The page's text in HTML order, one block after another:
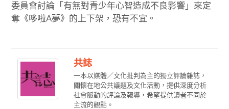
委員會討論「有無對青少年心智造成不良影響」來定
奪《哆啦A夢》的上下架，恐有不宜。
共誌
一本以媒體／文化批判為主的獨立評論雜誌，
關懷在地公共議題及文化活動，提供深度分析
社會脈動的評論及報導，希望提供讀者不同於
主流的觀點。